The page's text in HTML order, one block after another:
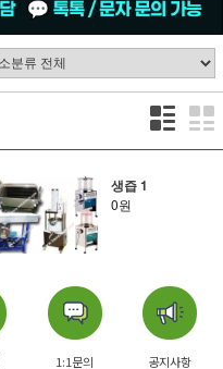
생즙 1
0원
1:1문의 공지사항